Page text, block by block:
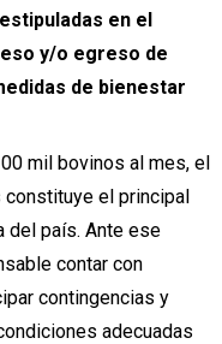
en el
y/o egreso de
de bienestar
mil bovinos al mes, el
constituye el principal
del país. Ante ese
contar con
contingencias y
adecuadas